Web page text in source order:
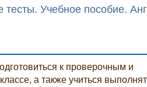
Учебное пособие.
к проверочным и
а также учиться